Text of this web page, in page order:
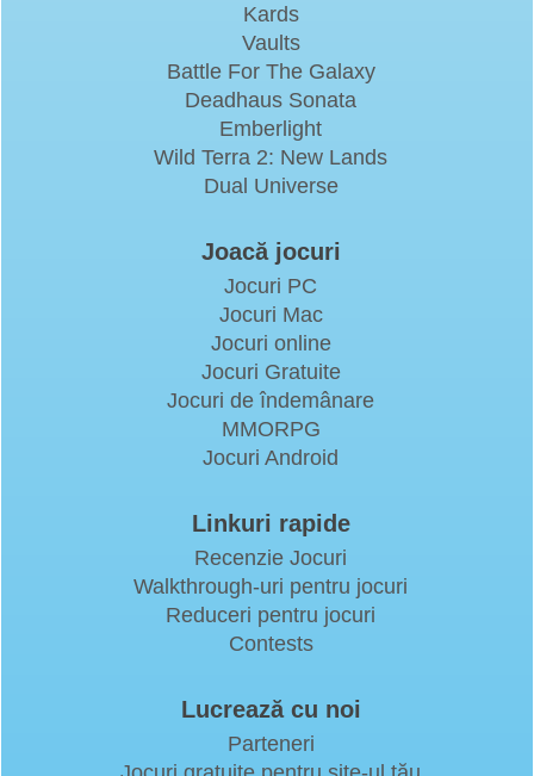
Kards
Vaults
Battle For The Galaxy
Deadhaus Sonata
Emberlight
Wild Terra 2: New Lands
Dual Universe
Joacă jocuri
Jocuri PC
Jocuri Mac
Jocuri online
Jocuri Gratuite
Jocuri de îndemânare
MMORPG
Jocuri Android
Linkuri rapide
Recenzie Jocuri
Walkthrough-uri pentru jocuri
Reduceri pentru jocuri
Contests
Lucrează cu noi
Parteneri